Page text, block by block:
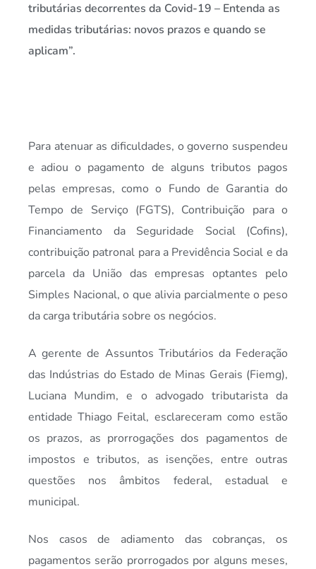
tributárias decorrentes da Covid-19 – Entenda as
medidas tributárias: novos prazos e quando se
aplicam”.
Para atenuar as dificuldades, o governo suspendeu
e adiou o pagamento de alguns tributos pagos
pelas empresas, como o Fundo de Garantia do
Tempo de Serviço (FGTS), Contribuição para o
Financiamento da Seguridade Social (Cofins),
contribuição patronal para a Previdência Social e da
parcela da União das empresas optantes pelo
Simples Nacional, o que alivia parcialmente o peso
da carga tributária sobre os negócios.
A gerente de Assuntos Tributários da Federação
das Indústrias do Estado de Minas Gerais (Fiemg),
Luciana Mundim, e o advogado tributarista da
entidade Thiago Feital, esclareceram como estão
os prazos, as prorrogações dos pagamentos de
impostos e tributos, as isenções, entre outras
questões nos âmbitos federal, estadual e
municipal.
Nos casos de adiamento das cobranças, os
pagamentos serão prorrogados por alguns meses,